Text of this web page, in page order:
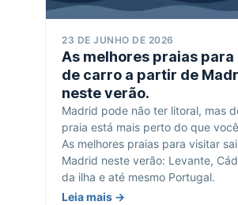
23 DE JUNHO DE 2026
As melhores praias para
de carro a partir de
neste verão.
Madrid pode não ter litoral, mas
praia está mais perto do que
As melhores praias para visitar
Madrid neste verão: Levante,
da ilha e até mesmo Portugal.
Leia mais →